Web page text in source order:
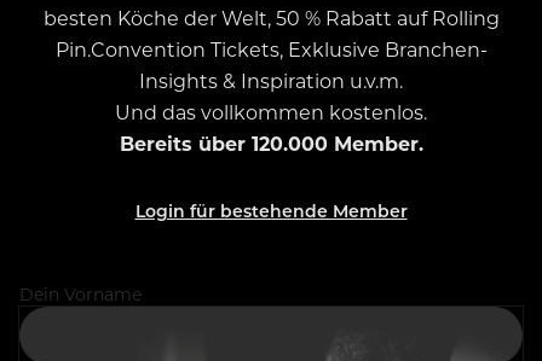
besten Köche der Welt, 50 % Rabatt auf Rolling
Pin.Convention Tickets, Exklusive Branchen-
Insights & Inspiration u.v.m.
Und das vollkommen kostenlos.
Bereits über 120.000 Member.
Login für bestehende Member
Dein Vorname